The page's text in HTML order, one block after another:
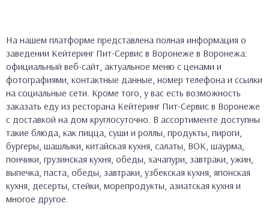
На нашем платформе представлена полная информация о
заведении Кейтеринг Пит-Сервис в Воронеже в Воронежа:
официальный веб-сайт, актуальное меню с ценами и
фотографиями, контактные данные, номер телефона и ссылки
на социальные сети. Кроме того, у вас есть возможность
заказать еду из ресторана Кейтеринг Пит-Сервис в Воронеже
с доставкой на дом круглосуточно. В ассортименте доступны
такие блюда, как пицца, суши и роллы, продукты, пироги,
бургеры, шашлыки, китайская кухня, салаты, ВОК, шаурма,
пончики, грузинская кухня, обеды, хачапури, завтраки, ужин,
выпечка, паста, обеды, завтраки, узбекская кухня, японская
кухня, десерты, стейки, морепродукты, азиатская кухня и
многое другое.